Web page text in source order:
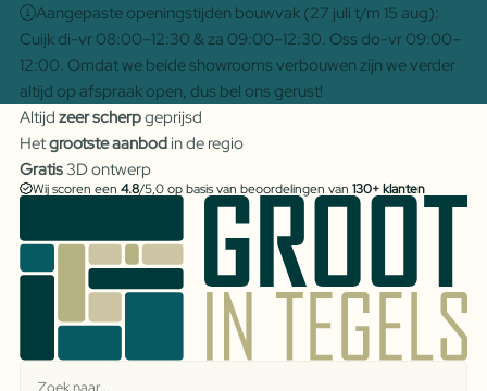
Aangepaste openingstijden bouwvak (27 juli t/m 15 aug):
Cuijk di-vr 08:00–12:30 & za 09:00–12:30. Oss do-vr 09:00–
12:00. Omdat we beide showrooms verbouwen zijn we verder
altijd op afspraak open, dus bel ons gerust!
Altijd zeer scherpgeprijsd
Hetgrootste aanbodin de regio
Gratis3D ontwerp
Wij scoren een 4.8/5,0 op basis van beoordelingen van 130+ klanten